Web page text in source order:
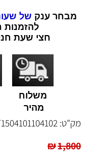
מבחר ענק של
להזמנות חייגו:
חצי שעת
משלוח
מהיר
מק"ט:
₪1,800